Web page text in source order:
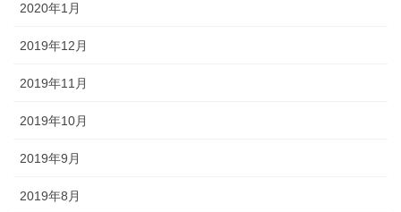
2020年1月
2019年12月
2019年11月
2019年10月
2019年9月
2019年8月